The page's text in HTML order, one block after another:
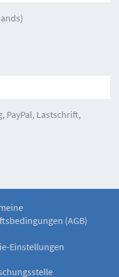
PayPal, Lastschrift,
(AGB)
Einstellungen